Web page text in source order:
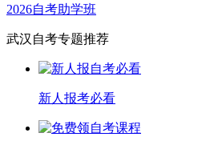
2026自考助学班
武汉自考专题推荐
新人报考必看